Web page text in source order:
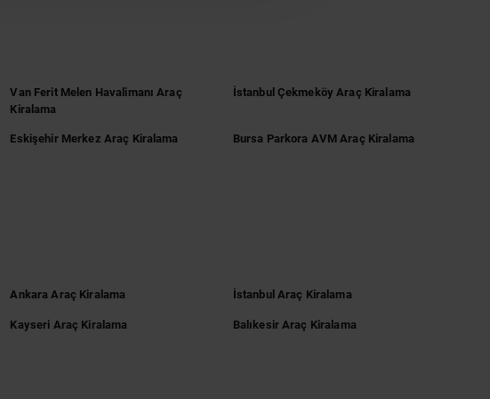
Van Ferit Melen Havalimanı Araç
Kiralama
İstanbul Çekmeköy Araç Kiralama
Eskişehir Merkez Araç Kiralama Bursa Parkora AVM Araç Kiralama
Ankara Araç Kiralama İstanbul Araç Kiralama
Kayseri Araç Kiralama Balıkesir Araç Kiralama